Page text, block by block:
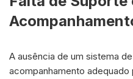
A ausência de um sistema
acompanhamento